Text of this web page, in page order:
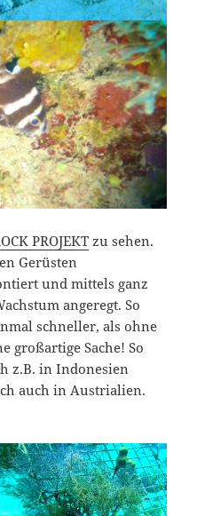
PROJEKT zu sehen.
Gerüsten
und mittels ganz
angeregt. So
schneller, als ohne
großartige Sache! So
z.B. in Indonesien
auch in Austrialien.